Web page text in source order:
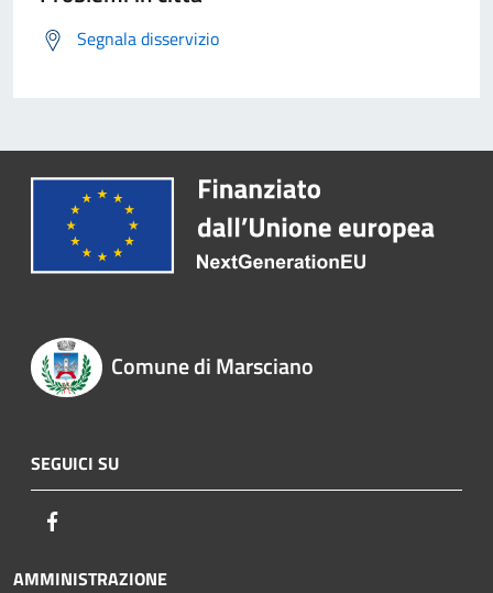
Segnala disservizio
Comune di Marsciano
SEGUICI SU
AMMINISTRAZIONE